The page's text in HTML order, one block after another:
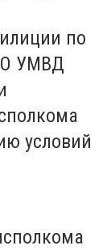
по
УМВД
условий